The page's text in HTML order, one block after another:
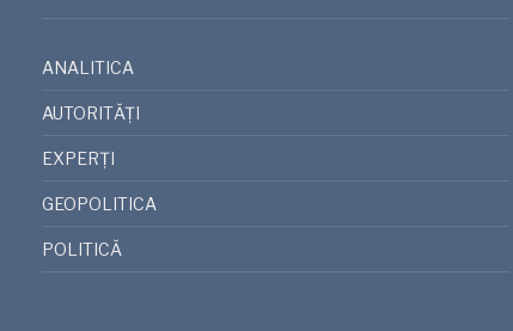
ANALITICA
AUTORITĂȚI
EXPERȚI
GEOPOLITICA
POLITICĂ